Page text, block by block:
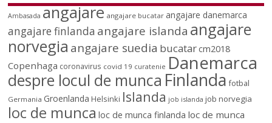
Ambasada angajare angajare bucatar angajare danemarca
angajare finlanda angajare islanda angajare
norvegia angajare suedia bucatarcm2018
Copenhaga coronavirus covid 19 curatenie Danemarca
despre locul de munca Finlanda fotbal
Germania Groenlanda Helsinki Islanda job islanda job norvegia
loc de munca loc de munca finlanda loc de munca